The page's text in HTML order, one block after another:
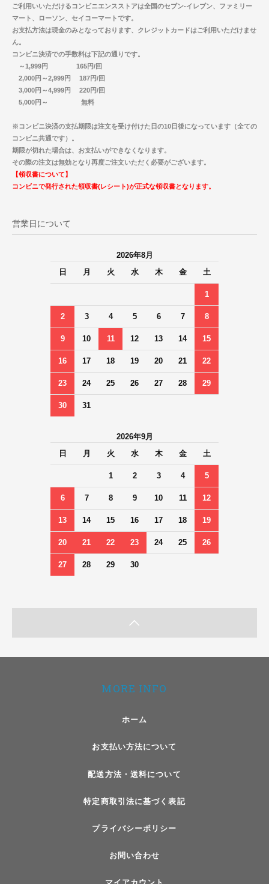
ご利用いいただけるコンビニエンスストアは全国のセブン-イレブン、ファミリー
マート、ローソン、セイコーマートです。
お支払方法は現金のみとなっております、クレジットカードはご利用いただけませ
ん。
コンビニ決済での手数料は下記の通りです。
～1,999円 165円/回
2,000円～2,999円 187円/回
3,000円～4,999円 220円/回
5,000円～ 無料
※コンビニ決済の支払期限は注文を受け付けた日の10日後になっています（全ての
コンビニ共通です）。
期限が切れた場合は、お支払いができなくなります。
その際の注文は無効となり再度ご注文いただく必要がございます。
【領収書について】
コンビニで発行された領収書(レシート)が正式な領収書となります。
営業日について
2026年8月
日
月 火 水 木 金 土
1
2 3 4 5 6 7 8
9 10 11 12 13 14 15
16 17 18 19 20 21 22
23 24 25 26 27 28 29
30 31
2026年9月
日
月 火 水 木 金 土
1 2 3 4 5
6 7 8 9 10 11 12
13 14 15 16 17 18 19
20 21 22 23 24 25 26
27 28 29 30
MORE INFO
ホーム
お支払い方法について
配送方法・送料について
特定商取引法に基づく表記
プライバシーポリシー
お問い合わせ